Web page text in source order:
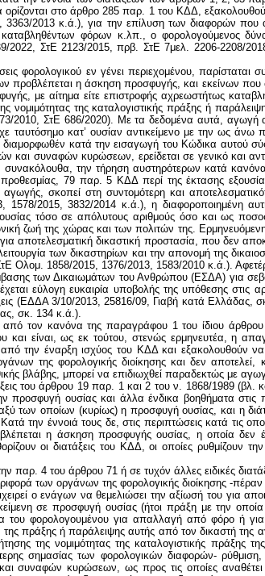
στο άρθρο 285 παρ. 1 του ΚΔΔ,
3363/2013 κ.ά.), για την επίλυση των διαφορών
φόρων κ.λπ., ο φορολογούμενος
2022, ΣτΕ 2123/2015, πρβ. ΣτΕ 7μελ. 2206-2208/
φορολογικού εν γένει περιεχομένου,
η άσκηση προσφυγής, και εκείνων που
με αίτημα είτε επιστροφής αχρεωστήτως
νομιμότητας της καταλογιστικής πράξης ή
2010, ΣτΕ 686/2020). Με τα δεδομένα αυτά, αγωγή
ταυτόσημο κατ’ ουσίαν αντικείμενο με την ως
κατά την εισαγωγή του Κώδικα αυτού
συναφών κυρώσεων, ερείδεται σε γενικό και
την τήρηση αυστηρότερων κατά
79 παρ. 5 ΚΔΔ περί της έκτασης
σκοπεί στη συντομότερη και
2015, 3832/2014 κ.ά.), η διαφοροποιημένη αυτή
ουσίας τόσο σε απόλυτους αριθμούς όσο και ως
ζωή της χώρας και των πολιτών της.
δικαστική προστασία, που δεν
των δικαστηρίων και την απονομή της
Ολομ. 1858/2015, 1376/2013, 1583/2010 κ.ά.).
των Δικαιωμάτων του Ανθρώπου (ΕΣΔΑ) για
εύλογη ευκαιρία υποβολής της υπόθεσης στις
(ΕΔΔΑ 3/10/2013, 25816/09, Γιαβή κατά
σκ. 134 κ.ά.).
τον κανόνα της παραγράφου 1 του ίδιου άρθρου
και είναι, ως εκ τούτου, στενώς ερμηνευτέα, η
από την έναρξη ισχύος του ΚΔΔ και
της φορολογικής διοίκησης και δεν αποτελεί,
βλάβης, μπορεί να επιδιωχθεί παραδεκτώς με
του άρθρου 19 παρ. 1 και 2 του ν. 1868/1989 (βλ.
προσφυγή ουσίας και άλλα ένδικα βοηθήματα
οποίων (κυρίως) η προσφυγή ουσίας, και η
την έννοιά τους δε, στις περιπτώσεις κατά τις
η άσκηση προσφυγής ουσίας, η οποία δεν
οι διατάξεις του ΚΔΔ, οι οποίες
4 του άρθρου 71 ή σε τυχόν άλλες ειδικές
των οργάνων της φορολογικής διοίκησης -
ο ενάγων να θεμελιώσει την αξίωσή του για
σε προσφυγή ουσίας (ήτοι πράξη με την οποία
του φορολογουμένου για απαλλαγή από φόρο ή
πράξης ή παράλειψης αυτής από τον δικαστή
της νομιμότητας της καταλογιστικής πράξης
σημασίας των φορολογικών διαφορών-
κυρώσεων, ως προς τις οποίες αναθέτει